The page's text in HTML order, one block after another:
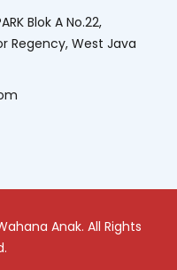
Blok A No.22,
Regency, West Java
Anak. All Rights